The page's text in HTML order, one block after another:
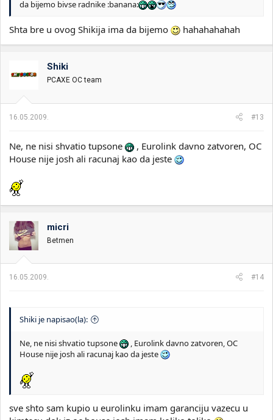
da bijemo bivse radnike :banana:
Shta bre u ovog Shikija ima da bijemo hahahahahah
Shiki
PCAXE OC team
16.05.2009. #13
Ne, ne nisi shvatio tupsone
, Eurolink davno zatvoren, OC
House nije josh ali racunaj kao da jeste
micri
Betmen
16.05.2009. #14
Shiki je napisao(la):
Ne, ne nisi shvatio tupsone
, Eurolink davno zatvoren, OC
House nije josh ali racunaj kao da jeste
sve shto sam kupio u eurolinku imam garanciju vazecu u